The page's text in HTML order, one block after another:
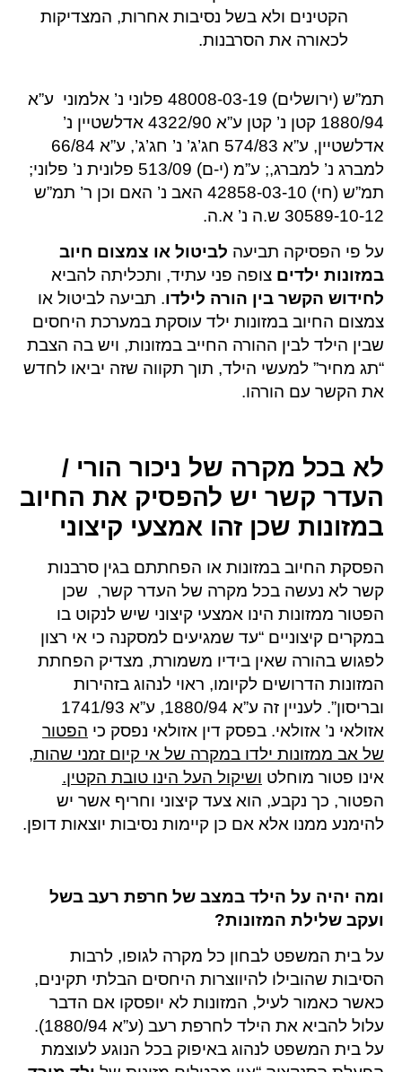
הקטינים ולא בשל נסיבות אחרות, המצדיקות
לכאורה את הסרבנות.
תמ”ש (ירושלים) 48008-03-19 פלוני נ’ אלמוני ע”א
1880/94 קטן נ’ קטן ע”א 4322/90 אדלשטיין נ’
אדלשטיין, ע”א 574/83 חג’ג’ נ’ חג’ג’, ע”א 66/84
למברג נ’ למברג,; ע”מ (י-ם) 513/09 פלונית נ’ פלוני;
תמ”ש (חי) 42858-03-10 האב נ’ האם וכן ר’ תמ”ש
30589-10-12 ש.ה נ’ א.ה.
על פי הפסיקה תביעה לביטול או צמצום חיוב
במזונות ילדים צופה פני עתיד, ותכליתה להביא
לחידוש הקשר בין הורה לילדו. תביעה לביטול או
צמצום החיוב במזונות ילד עוסקת במערכת היחסים
שבין הילד לבין ההורה החייב במזונות, ויש בה הצבת
“תג מחיר” למעשי הילד, תוך תקווה שזה יביאו לחדש
את הקשר עם הורהו.
לא בכל מקרה של ניכור הורי /
העדר קשר יש להפסיק את החיוב
במזונות שכן זהו אמצעי קיצוני
הפסקת החיוב במזונות או הפחתתם בגין סרבנות
קשר לא נעשה בכל מקרה של העדר קשר, שכן
הפטור ממזונות הינו אמצעי קיצוני שיש לנקוט בו
במקרים קיצוניים “עד שמגיעים למסקנה כי אי רצון
לפגוש בהורה שאין בידיו משמורת, מצדיק הפחתת
המזונות הדרושים לקיומו, ראוי לנהוג בזהירות
ובריסון”. לעניין זה ע”א 1880/94, ע”א 1741/93
אזולאי נ’ אזולאי. בפסק דין אזולאי נפסק כי הפטור
של אב ממזונות ילדו במקרה של אי קיום זמני שהות,
אינו פטור מוחלט ושיקול העל הינו טובת הקטין.
הפטור, כך נקבע, הוא צעד קיצוני וחריף אשר יש
להימנע ממנו אלא אם כן קיימות נסיבות יוצאות דופן.
ומה יהיה על הילד במצב של חרפת רעב בשל
ועקב שלילת המזונות?
על בית המשפט לבחון כל מקרה לגופו, לרבות
הסיבות שהובילו להיווצרות היחסים הבלתי תקינים,
כאשר כאמור לעיל, המזונות לא יופסקו אם הדבר
עלול להביא את הילד לחרפת רעב (ע”א 1880/94).
על בית המשפט לנהוג באיפוק בכל הנוגע לעוצמת